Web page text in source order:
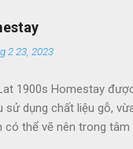
2 23, 2023
1900s Homestay
sử dụng chất liệu gỗ,
có thể vẽ nên trong tâm